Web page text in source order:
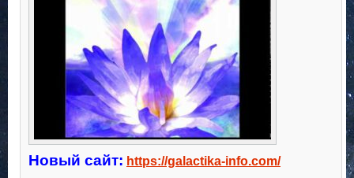
Новый сайт: https://galactika-info.com/